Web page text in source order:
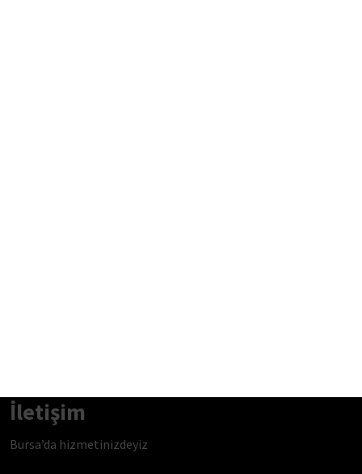
İletişim
Bursa’da hizmetinizdeyiz